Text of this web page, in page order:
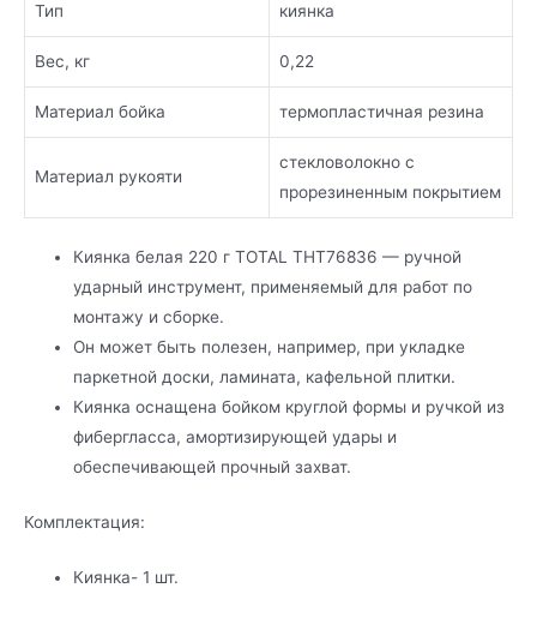
Тип киянка
Вес, кг 0,22
Материал бойка термопластичная резина
Материал рукояти
стекловолокно с
прорезиненным покрытием
Киянка белая 220 г TOTAL THT76836 — ручной
ударный инструмент, применяемый для работ по
монтажу и сборке.
Он может быть полезен, например, при укладке
паркетной доски, ламината, кафельной плитки.
Киянка оснащена бойком круглой формы и ручкой из
фибергласса, амортизирующей удары и
обеспечивающей прочный захват.
Комплектация:
Киянка- 1 шт.